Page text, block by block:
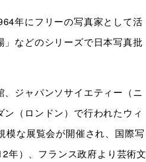
年にフリーの写真家として活
などのシリーズで日本写真批
ジャパンソサイエティー（ニ
（ロンドン）で行われたウィ
模な展覧会が開催され、国際写
年）、フランス政府より芸術文